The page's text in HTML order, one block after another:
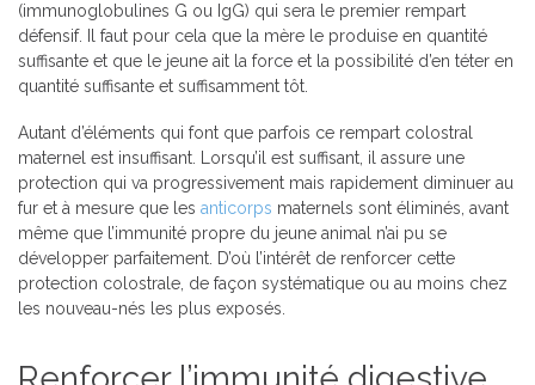
(immunoglobulines G ou IgG) qui sera le premier rempart
défensif. Il faut pour cela que la mère le produise en quantité
suffisante et que le jeune ait la force et la possibilité d’en téter en
quantité suffisante et suffisamment tôt.
Autant d’éléments qui font que parfois ce rempart colostral
maternel est insuffisant. Lorsqu’il est suffisant, il assure une
protection qui va progressivement mais rapidement diminuer au
fur et à mesure que les anticorps maternels sont éliminés, avant
même que l’immunité propre du jeune animal n’ai pu se
développer parfaitement. D’où l’intérêt de renforcer cette
protection colostrale, de façon systématique ou au moins chez
les nouveau-nés les plus exposés.